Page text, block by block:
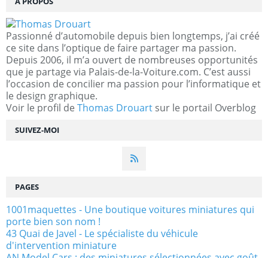
SUIVEZ-MOI
Passionné d’automobile depuis bien longtemps, j’ai créé
ce site dans l’optique de faire partager ma passion.
Depuis 2006, il m’a ouvert de nombreuses opportunités
que je partage via Palais-de-la-Voiture.com. C’est aussi
l’occasion de concilier ma passion pour l’informatique et
le design graphique.
Voir le profil de Thomas Drouart sur le portail Overblog
PAGES
1001maquettes - Une boutique voitures miniatures qui
porte bien son nom !
43 Quai de Javel - Le spécialiste du véhicule
d'intervention miniature